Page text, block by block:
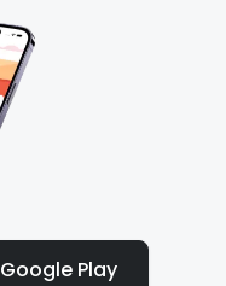
Google Play